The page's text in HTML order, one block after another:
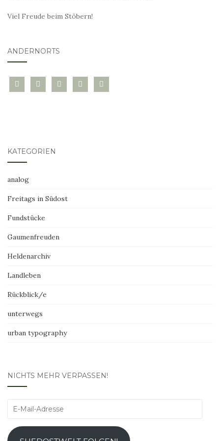
Viel Freude beim Stöbern!
ANDERNORTS
bloglovininstagramtwitter pinterest
mail
KATEGORIEN
analog
Freitags in Südost
Fundstücke
Gaumenfreuden
Heldenarchiv
Landleben
Rückblick/e
unterwegs
urban typography
NICHTS MEHR VERPASSEN!
E-
Adresse